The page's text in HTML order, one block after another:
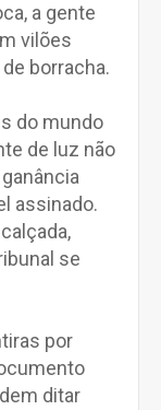
a gente
vilões
borracha.
do mundo
de luz não
assinado.
se
por
ditar